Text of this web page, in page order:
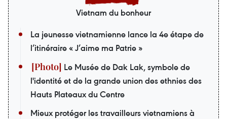
Vietnam du bonheur
La jeunesse vietnamienne lance la 4e étape de
l’itinéraire « J’aime ma Patrie »
Le Musée de Dak Lak, symbole de
l'identité et de la grande union des ethnies des
Hauts Plateaux du Centre
Mieux protéger les travailleurs vietnamiens à